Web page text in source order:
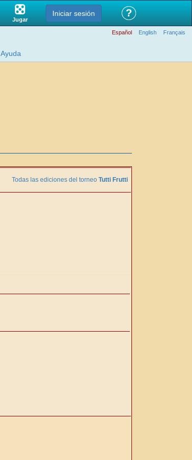
Jugar
Iniciar sesión ?
Español English Français
Ayuda
Todas las ediciones del torneo Tutti Frutti